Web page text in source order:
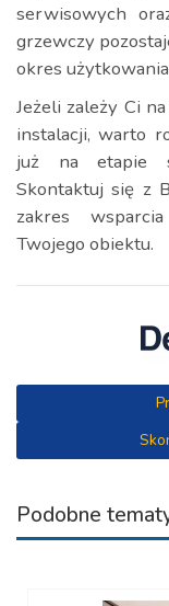
serwisowych
grzewczy
okres
Jeżeli zależy Ci
instalacji, warto
już na etapie
Skontaktuj się z
zakres
Twojego obiektu.
Podobne